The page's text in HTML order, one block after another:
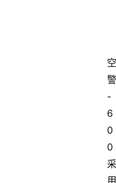
空
警
-
6
0
0
采
用